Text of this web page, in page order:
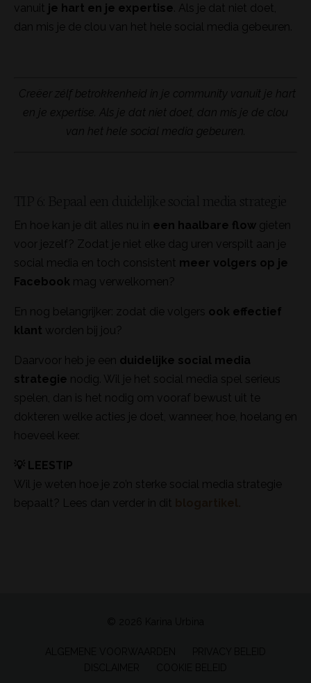
vanuit je hart en je expertise . Als je dat niet doet,
dan mis je de clou van het hele social media gebeuren.
Creëer zélf betrokkenheid in je community vanuit je hart
en je expertise. Als je dat niet doet, dan mis je de clou
van het hele social media gebeuren.
En hoe kan je dit alles nu in een haalbare flow gieten
voor jezelf? Zodat je niet elke dag uren verspilt aan je
social media en toch consistent meer volgers op je
Facebook mag verwelkomen?
En nog belangrijker: zodat die volgers ook effectief
klant worden bij jou?
Daarvoor heb je een duidelijke social media
strategie nodig. Wil je het social media spel serieus
spelen, dan is het nodig om vooraf bewust uit te
dokteren welke acties je doet, wanneer, hoe, hoelang en
hoeveel keer.
💡 LEESTIP
Wil je weten hoe je zo’n sterke social media strategie
bepaalt? Lees dan verder in dit